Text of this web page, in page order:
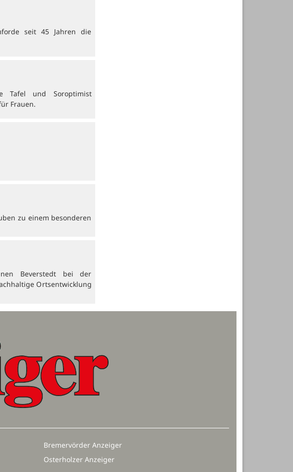
seit 45 Jahren die
Tafel und Soroptimist
Frauen.
zu einem besonderen
Beverstedt bei der
Ortsentwicklung
Bremervörder Anzeiger
Osterholzer Anzeiger